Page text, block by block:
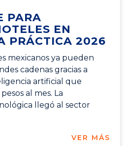
PARA
EN
PRÁCTICA 2026
mexicanos ya pueden
cadenas gracias a
artificial que
al mes. La
llegó al sector
VER MÁS